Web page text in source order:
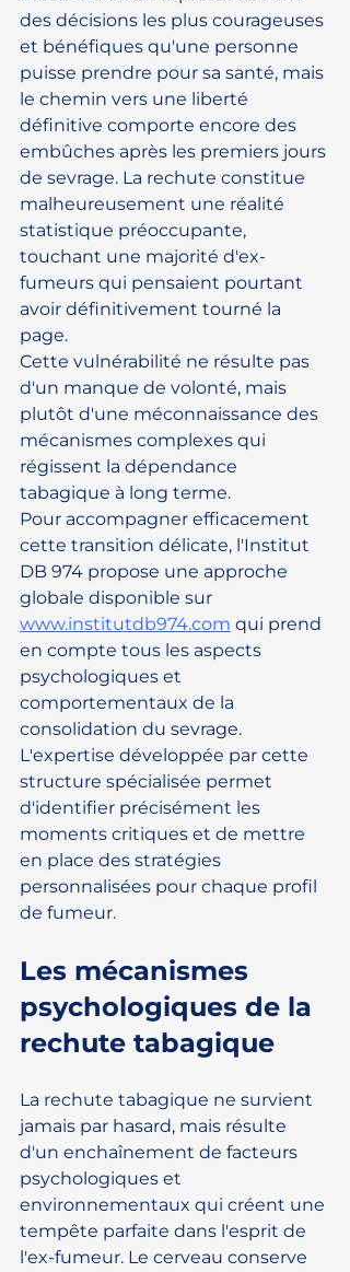
des décisions les plus courageuses
et bénéfiques qu'une personne
puisse prendre pour sa santé, mais
le chemin vers une liberté
définitive comporte encore des
embûches après les premiers jours
de sevrage. La rechute constitue
malheureusement une réalité
statistique préoccupante,
touchant une majorité d'ex-
fumeurs qui pensaient pourtant
avoir définitivement tourné la
page.
Cette vulnérabilité ne résulte pas
d'un manque de volonté, mais
plutôt d'une méconnaissance des
mécanismes complexes qui
régissent la dépendance
tabagique à long terme.
Pour accompagner efficacement
cette transition délicate, l'Institut
DB 974 propose une approche
globale disponible sur
www.institutdb974.com qui prend
en compte tous les aspects
psychologiques et
comportementaux de la
consolidation du sevrage.
L'expertise développée par cette
structure spécialisée permet
d'identifier précisément les
moments critiques et de mettre
en place des stratégies
personnalisées pour chaque profil
de fumeur.
Les mécanismes
psychologiques de la
rechute tabagique
La rechute tabagique ne survient
jamais par hasard, mais résulte
d'un enchaînement de facteurs
psychologiques et
environnementaux qui créent une
tempête parfaite dans l'esprit de
l'ex-fumeur. Le cerveau conserve